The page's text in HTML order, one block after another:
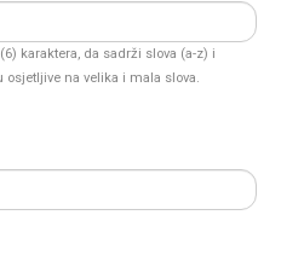
karaktera, da sadrži slova (a-z) i
na velika i mala slova.